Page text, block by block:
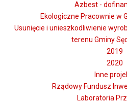
Azbest -
Ekologiczne Pracownie w
Usunięcie i unieszkodliwienie
terenu Gminy
2019
2020
Inne
Rządowy Fundusz
Laboratoria